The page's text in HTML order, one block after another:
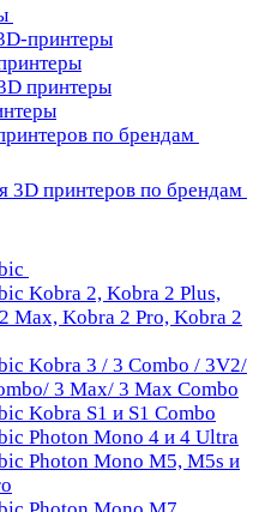
принтеры
принтеры
по брендам
3D принтеров по брендам
Kobra 2, Kobra 2 Plus,
Max, Kobra 2 Pro, Kobra 2
Kobra 3 / 3 Combo / 3V2/
3 Max/ 3 Max Combo
Kobra S1 и S1 Combo
Photon Mono 4 и 4 Ultra
Photon Mono M5, M5s и